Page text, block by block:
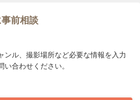
前相談
ンル、撮影場所など必要な情報を入力
い合わせください。